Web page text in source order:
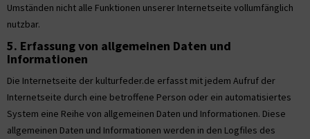
Umständen nicht alle Funktionen unserer Internetseite vollumfänglich
nutzbar.
5. Erfassung von allgemeinen Daten und
Informationen
Die Internetseite der kulturfeder.de erfasst mit jedem Aufruf der
Internetseite durch eine betroffene Person oder ein automatisiertes
System eine Reihe von allgemeinen Daten und Informationen. Diese
allgemeinen Daten und Informationen werden in den Logfiles des